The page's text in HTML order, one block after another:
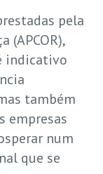
pela
(APCOR),
indicativo
também
empresas
num
que se